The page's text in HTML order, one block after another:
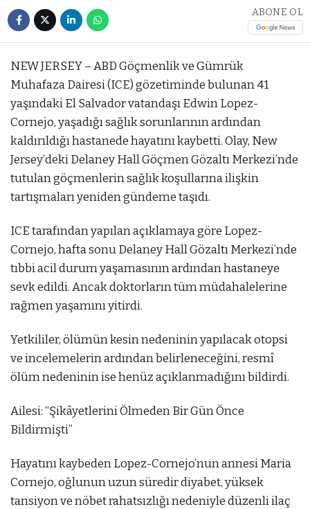
ABONE OL
NEW JERSEY – ABD Göçmenlik ve Gümrük
Muhafaza Dairesi (ICE) gözetiminde bulunan 41
yaşındaki El Salvador vatandaşı Edwin Lopez-
Cornejo, yaşadığı sağlık sorunlarının ardından
kaldırıldığı hastanede hayatını kaybetti. Olay, New
Jersey’deki Delaney Hall Göçmen Gözaltı Merkezi’nde
tutulan göçmenlerin sağlık koşullarına ilişkin
tartışmaları yeniden gündeme taşıdı.
ICE tarafından yapılan açıklamaya göre Lopez-
Cornejo, hafta sonu Delaney Hall Gözaltı Merkezi’nde
tıbbi acil durum yaşamasının ardından hastaneye
sevk edildi. Ancak doktorların tüm müdahalelerine
rağmen yaşamını yitirdi.
Yetkililer, ölümün kesin nedeninin yapılacak otopsi
ve incelemelerin ardından belirleneceğini, resmî
ölüm nedeninin ise henüz açıklanmadığını bildirdi.
Ailesi: “Şikâyetlerini Ölmeden Bir Gün Önce
Bildirmişti”
Hayatını kaybeden Lopez-Cornejo’nun annesi Maria
Cornejo, oğlunun uzun süredir diyabet, yüksek
tansiyon ve nöbet rahatsızlığı nedeniyle düzenli ilaç